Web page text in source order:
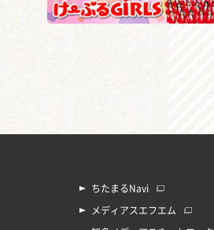
ちたまるNavi
メディアスエフエム